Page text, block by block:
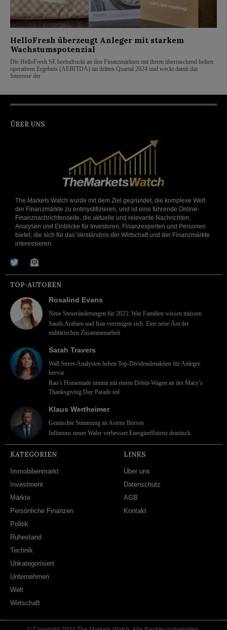
HelloFresh überzeugt Anleger mit starkem
Wachstumspotenzial
Die HelloFresh SE beeindruckt an den Finanzmärkten mit ihrem überraschend hohen
operativen Ergebnis (AEBITDA) im dritten Quartal 2024 und weckt damit das
Interesse der
ÜBER UNS
The Markets Watch wurde mit dem Ziel gegründet, die komplexe Welt
der Finanzmärkte zu entmystifizieren, und ist eine führende Online-
Finanznachrichtenseite, die aktuelle und relevante Nachrichten,
Analysen und Einblicke für Investoren, Finanzexperten und Personen
bietet, die sich für das Verständnis der Wirtschaft und der Finanzmärkte
interessieren.
TOP-AUTOREN
Rosalind Evans
Neue Steueränderungen für 2025: Was Familien wissen müssen
Saudi-Arabien und Iran vereinigen sich: Eine neue Ära der
militärischen Zusammenarbeit
Sarah Travers
Wall Street-Analysten heben Top-Dividendenaktien für Anleger
hervor
Rao’s Homemade nimmt mit einem Debüt-Wagen an der Macy’s
Thanksgiving Day Parade teil
Klaus Wertheimer
Gemischte Stimmung an Asiens Börsen
Infineons neuer Wafer verbessert Energieeffizienz drastisch
KATEGORIEN
Immobilienmarkt
Investment
Märkte
Persönliche Finanzen
Politik
Ruhestand
Technik
Unkategorisiert
Unternehmen
Welt
Wirtschaft
LINKS
Über uns
Datenschutz
AGB
Kontakt